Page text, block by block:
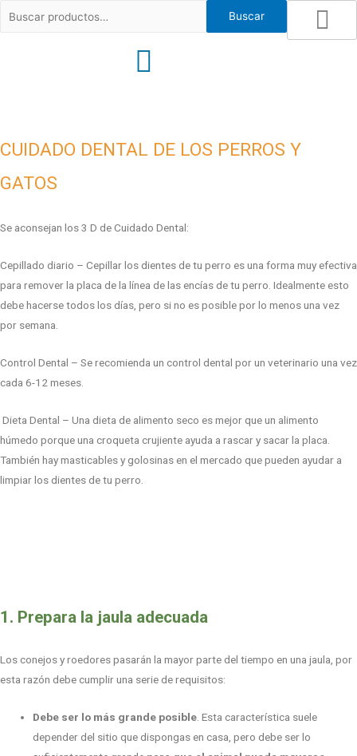
Buscar
CUIDADO DENTAL DE LOS PERROS Y
GATOS
Se aconsejan los 3 D de Cuidado Dental:
Cepillado diario – Cepillar los dientes de tu perro es una forma muy efectiva
para remover la placa de la línea de las encías de tu perro. Idealmente esto
debe hacerse todos los días, pero si no es posible por lo menos una vez
por semana.
Control Dental – Se recomienda un control dental por un veterinario una vez
cada 6-12 meses.
Dieta Dental – Una dieta de alimento seco es mejor que un alimento
húmedo porque una croqueta crujiente ayuda a rascar y sacar la placa.
También hay masticables y golosinas en el mercado que pueden ayudar a
limpiar los dientes de tu perro.
1. Prepara la jaula adecuada
Los conejos y roedores pasarán la mayor parte del tiempo en una jaula, por
esta razón debe cumplir una serie de requisitos:
Debe ser lo más grande posible . Esta característica suele
depender del sitio que dispongas en casa, pero debe ser lo